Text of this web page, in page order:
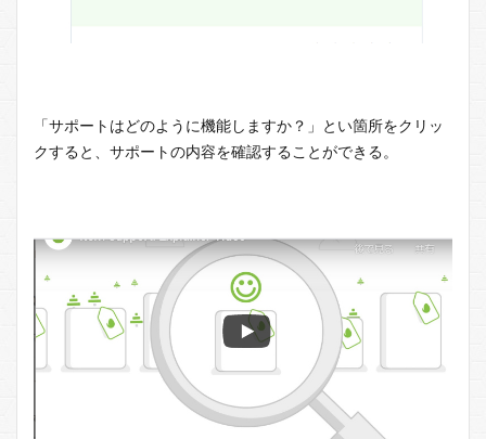
「サポートはどのように機能しますか？」とい箇所をクリッ
クすると、サポートの内容を確認することができる。